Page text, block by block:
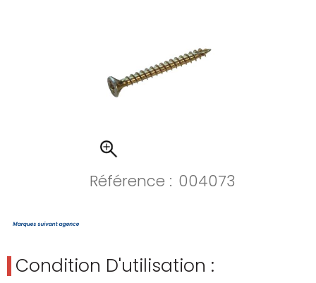
Référence : 004073
Condition D'utilisation :